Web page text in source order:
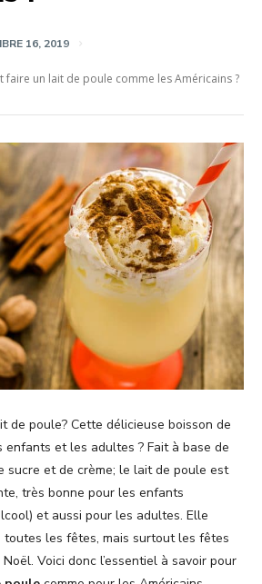
16, 2019
faire un lait de poule comme les Américains ?
de poule? Cette délicieuse boisson de
et les adultes ? Fait à base de
sucre et de crème; le lait de poule est
très bonne pour les enfants
et aussi pour les adultes. Elle
toutes les fêtes, mais surtout les fêtes
Voici donc l’essentiel à savoir pour